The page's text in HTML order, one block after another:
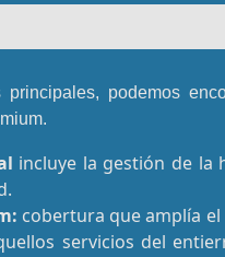
podemos
incluye la gestión de la
cobertura que amplía
servicios del